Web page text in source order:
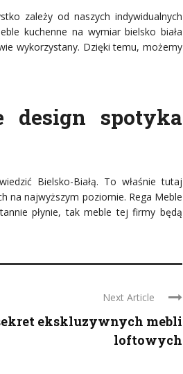
zależy od naszych indywidualnych
kuchenne na wymiar bielsko biała
wykorzystany. Dzięki temu, możemy
design spotyka
Bielsko-Białą. To właśnie tutaj
na najwyższym poziomie. Rega Meble
płynie, tak meble tej firmy będą
Next Article
ekskluzywnych mebli
loftowych